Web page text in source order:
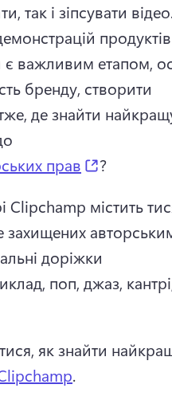
і зіпсувати
є важливим етапом,
бренду, створити
де знайти
прав
(opens in
?
Clipchamp містить
захищених
доріжки
поп, джаз,
як знайти
.